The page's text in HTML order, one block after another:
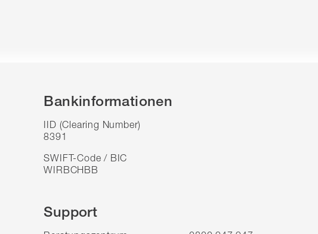
Bankinformationen
IID (Clearing Number)
8391
SWIFT-Code / BIC
WIRBCHBB
Support